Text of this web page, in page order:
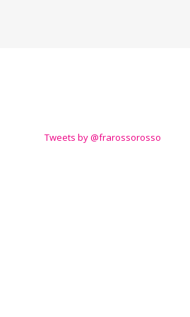
Tweets by @frarossorosso